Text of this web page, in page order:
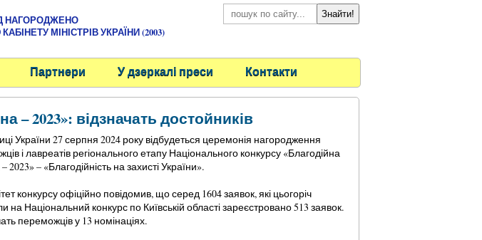
НАГОРОДЖЕНО
МІНІСТРІВ УКРАЇНИ (2003)
Партнери У дзеркалі преси Контакти
– 2023»: відзначать достойників
України 27 серпня 2024 року відбудеться церемонія нагородження
і лавреатів регіонального етапу Національного конкурсу «Благодійна
2023» – «Благодійність на захисті України».
конкурсу офіційно повідомив, що серед 1604 заявок, які цьогоріч
на Національний конкурс по Київській області зареєстровано 513 заявок.
переможців у 13 номінаціях.